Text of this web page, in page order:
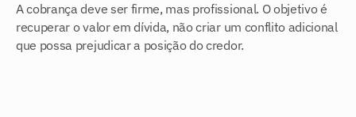
A cobrança deve ser firme, mas profissional. O objetivo é
recuperar o valor em dívida, não criar um conflito adicional
que possa prejudicar a posição do credor.